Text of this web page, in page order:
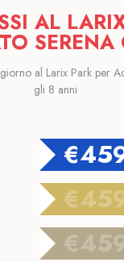
AL
SERENA
al Larix Park per
gli 8 anni
€
€
€